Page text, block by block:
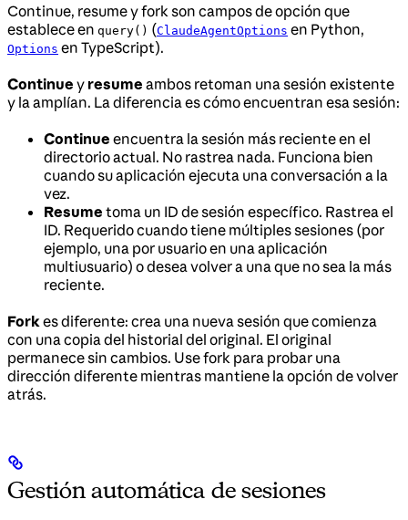
Continue, resume y fork son campos de opción que
establece en query() (ClaudeAgentOptions en Python,
Options en TypeScript).
Continue y resume ambos retoman una sesión existente
y la amplían. La diferencia es cómo encuentran esa sesión:
Continue encuentra la sesión más reciente en el
directorio actual. No rastrea nada. Funciona bien
cuando su aplicación ejecuta una conversación a la
vez.
Resume toma un ID de sesión específico. Rastrea el
ID. Requerido cuando tiene múltiples sesiones (por
ejemplo, una por usuario en una aplicación
multiusuario) o desea volver a una que no sea la más
reciente.
Fork es diferente: crea una nueva sesión que comienza
con una copia del historial del original. El original
permanece sin cambios. Use fork para probar una
dirección diferente mientras mantiene la opción de volver
atrás.
Gestión automática de sesiones